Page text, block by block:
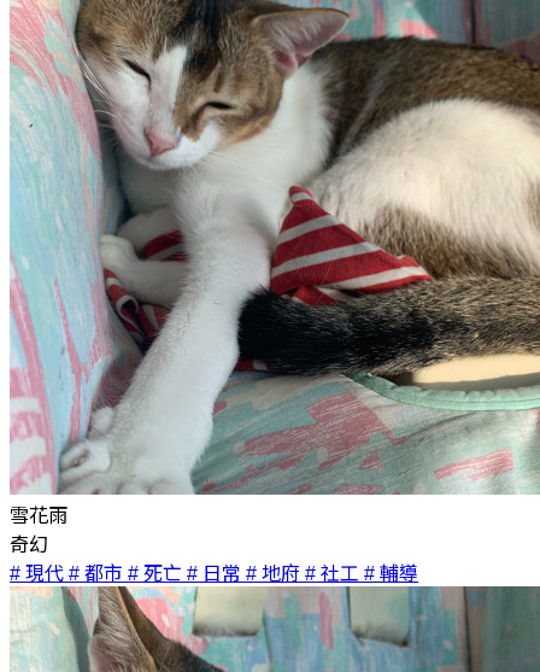
雪花雨
奇幻
# 現代 # 都市 # 死亡 # 日常 # 地府 # 社工 # 輔導